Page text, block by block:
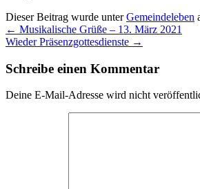
Dieser Beitrag wurde unterGemeindeleben
← Musikalische Grüße – 13. März 2021
Wieder Präsenzgottesdienste →
Schreibe einen Kommentar
Deine E-Mail-Adresse wird nicht